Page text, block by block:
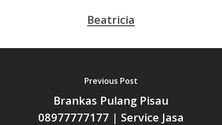
Beatricia
Previous Post
Brankas Pulang Pisau
08977777177 | Service Jasa